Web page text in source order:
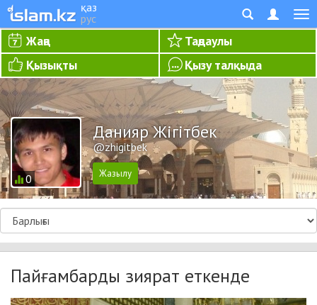
қаз
рус
Жаңа
Таңдаулы
Қызықты
Қызу талқыда
0
Данияр Жігітбек
@zhigitbek
Пайғамбарды зиярат еткенде